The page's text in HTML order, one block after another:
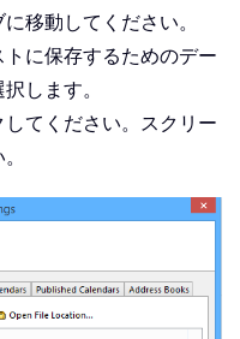
移動してください。
に保存するためのデー
します。
てください。スクリー